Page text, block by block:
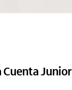
Cuenta Junior